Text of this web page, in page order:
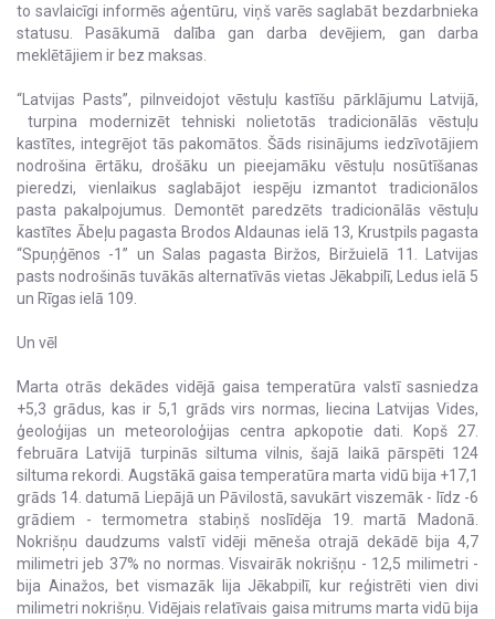
to savlaicīgi informēs aģentūru, viņš varēs saglabāt bezdarbnieka
statusu. Pasākumā dalība gan darba devējiem, gan darba
meklētājiem ir bez maksas.
“Latvijas Pasts”, pilnveidojot vēstuļu kastīšu pārklājumu Latvijā,
turpina modernizēt tehniski nolietotās tradicionālās vēstuļu
kastītes, integrējot tās pakomātos. Šāds risinājums iedzīvotājiem
nodrošina ērtāku, drošāku un pieejamāku vēstuļu nosūtīšanas
pieredzi, vienlaikus saglabājot iespēju izmantot tradicionālos
pasta pakalpojumus. Demontēt paredzēts tradicionālās vēstuļu
kastītes Ābeļu pagasta Brodos Aldaunas ielā 13, Krustpils pagasta
“Spuņģēnos -1” un Salas pagasta Biržos, Biržuielā 11. Latvijas
pasts nodrošinās tuvākās alternatīvās vietas Jēkabpilī, Ledus ielā 5
un Rīgas ielā 109.
Un vēl
Marta otrās dekādes vidējā gaisa temperatūra valstī sasniedza
+5,3 grādus, kas ir 5,1 grāds virs normas, liecina Latvijas Vides,
ģeoloģijas un meteoroloģijas centra apkopotie dati. Kopš 27.
februāra Latvijā turpinās siltuma vilnis, šajā laikā pārspēti 124
siltuma rekordi. Augstākā gaisa temperatūra marta vidū bija +17,1
grāds 14. datumā Liepājā un Pāvilostā, savukārt viszemāk - līdz -6
grādiem - termometra stabiņš noslīdēja 19. martā Madonā.
Nokrišņu daudzums valstī vidēji mēneša otrajā dekādē bija 4,7
milimetri jeb 37% no normas. Visvairāk nokrišņu - 12,5 milimetri -
bija Ainažos, bet vismazāk lija Jēkabpilī, kur reģistrēti vien divi
milimetri nokrišņu. Vidējais relatīvais gaisa mitrums marta vidū bija